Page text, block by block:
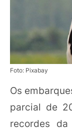
Foto: Pixabay
Os
parcial de
recordes